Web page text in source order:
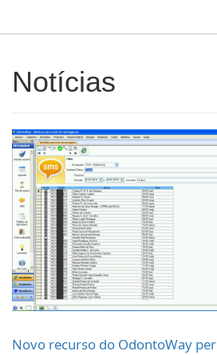
Notícias
Novo recurso do OdontoWay